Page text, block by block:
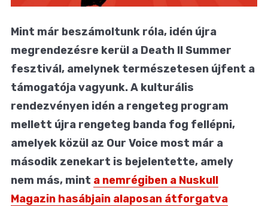
Mint már beszámoltunk róla, idén újra
megrendezésre kerül a Death II Summer
fesztivál, amelynek természetesen újfent a
támogatója vagyunk. A kulturális
rendezvényen idén a rengeteg program
mellett újra rengeteg banda fog fellépni,
amelyek közül az Our Voice most már a
második zenekart is bejelentette, amely
nem más, mint a nemrégiben a Nuskull
Magazin hasábjain alaposan átforgatva